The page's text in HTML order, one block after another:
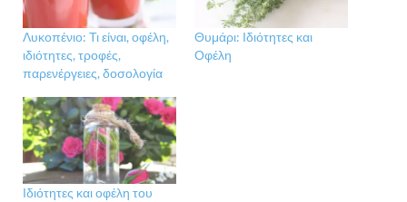
Λυκοπένιο: Τι είναι, οφέλη,
ιδιότητες, τροφές,
παρενέργειες, δοσολογία
Θυμάρι: Ιδιότητες και
Οφέλη
Ιδιότητες και οφέλη του